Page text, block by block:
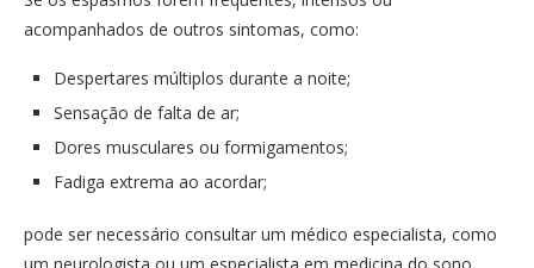
acompanhados de outros sintomas, como:
Despertares múltiplos durante a noite;
Sensação de falta de ar;
Dores musculares ou formigamentos;
Fadiga extrema ao acordar;
pode ser necessário consultar um médico especialista, como